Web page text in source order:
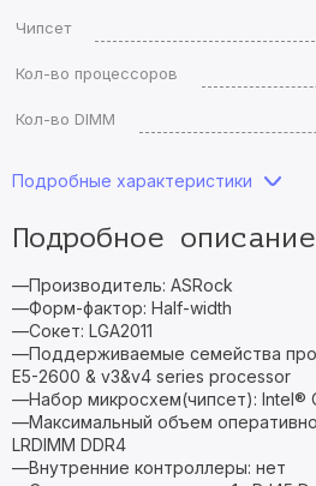
Чипсет
Кол-во процессоров
Кол-во DIMM
Подробные характеристики
Подробное описание
—Производитель: ASRock
—Форм-фактор: Half-width
—Сокет: LGA2011
—Поддерживаемые семейства
E5-2600 & v3&v4 series processor
—Набор микросхем(чипсет): Intel®
—Максимальный объем
LRDIMM DDR4
—Внутренние контроллеры: нет